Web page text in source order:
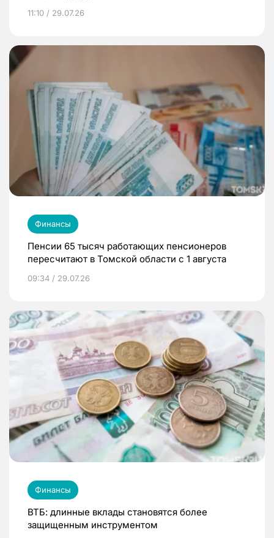
11:10 / 29.07.26
Финансы
Пенсии 65 тысяч работающих пенсионеров
пересчитают в Томской области с 1 августа
09:34 / 29.07.26
Финансы
ВТБ: длинные вклады становятся более
защищенным инструментом